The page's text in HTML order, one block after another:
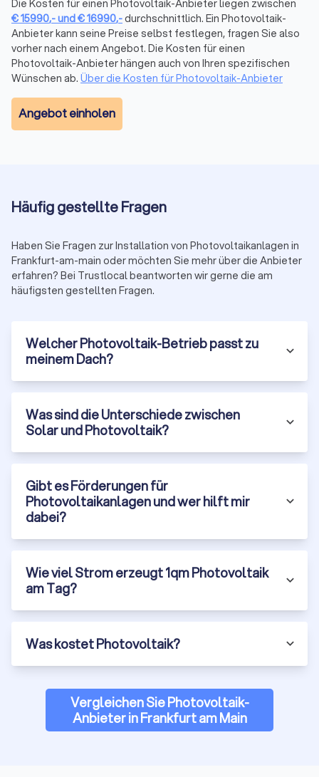
hochwertigen Service bieten und wie andere Kunden ihre
Erfahrungen bewertet haben. Sehen Sie sich die Profile und
Rezensionen an und holen Sie 4 gratis Angebote ein.
Wartung und Reparatur von Solaranlagen in
Frankfurt am Main
Ein Photovoltaik-Anbieter in Frankfurt am Main bietet auch
oder einer Fehlfunktion steht er Ihnen schnell zur Verfügung,
Solaranlage wieder in Betrieb zu nehmen. Vertrauen Sie auf
einen lokalen Photovoltaik-Anlage-Anbieter in Frankfurt am
Main und Umgebung, um Ihre PV-Anlage professionell zu
installieren und zu warten. Holen Sie sich jetzt bis zu vier
Photovoltaik bietet eine nachhaltige und wirtschaftlich
attraktive Möglichkeit, Strom zu erzeugen. Mit den richtigen
Förderungen, einer guten Planung und einem erfahrenen
Installateur können Sie langfristig von den Vorteilen
kostenlos Angebote von lokalen Photovoltaik Installateuren
in Frankfurt am Main zu vergleichen und die beste Lösung für
ein Beitrag zum Umweltschutz, sondern auch eine kluge
Die Kosten für einen Photovoltaik-Anbieter liegen zwischen
€15990,-und€16990,-durchschnittlich. Ein Photovoltaik-
Anbieter kann seine Preise selbst festlegen, fragen Sie also
vorher nach einem Angebot. Die Kosten für einen
Photovoltaik-Anbieter hängen auch von Ihren spezifischen
Wünschen ab. Über die Kosten für Photovoltaik-Anbieter
Angebot einholen
Häufig gestellte Fragen
Haben Sie Fragen zur Installation von Photovoltaikanlagen in
Frankfurt-am-main oder möchten Sie mehr über die Anbieter
erfahren? Bei Trustlocal beantworten wir gerne die am
häufigsten gestellten Fragen.
Welcher Photovoltaik-Betrieb passt zu
meinem Dach?
Was sind die Unterschiede zwischen
Solar und Photovoltaik?
Gibt es Förderungen für
Photovoltaikanlagen und wer hilft mir
dabei?
Wie viel Strom erzeugt 1qm Photovoltaik
am Tag?
Was kostet Photovoltaik?
Vergleichen Sie Photovoltaik-
Anbieter in Frankfurt am Main